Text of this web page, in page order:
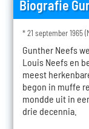
Biografie
* 21 september 1965
Gunther Neefs
Louis Neefs en
meest
begon in muffe
mondde uit in
drie decennia.